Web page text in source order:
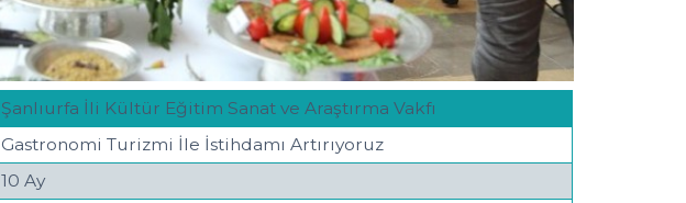
Şanlıurfa İli Kültür Eğitim Sanat ve Araştırma Vakfı
Gastronomi Turizmi İle İstihdamı Artırıyoruz
10 Ay